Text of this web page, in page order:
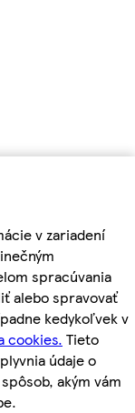
v zariadení
spracúvania
alebo spravovať
kedykoľvek v
cookies. Tieto
údaje o
akým vám